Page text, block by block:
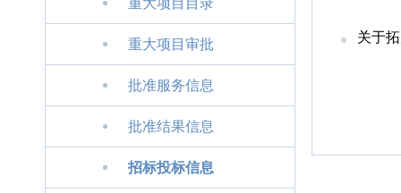
重大项目目录
重大项目审批
批准服务信息
批准结果信息
招标投标信息
关于